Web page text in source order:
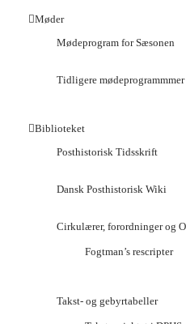
Møder
Mødeprogram for Sæsonen
Tidligere mødeprogrammmer
Biblioteket
Posthistorisk Tidsskrift
Dansk Posthistorisk Wiki
Cirkulærer, forordninger og
Fogtman’s rescripter
Takst- og gebyrtabeller